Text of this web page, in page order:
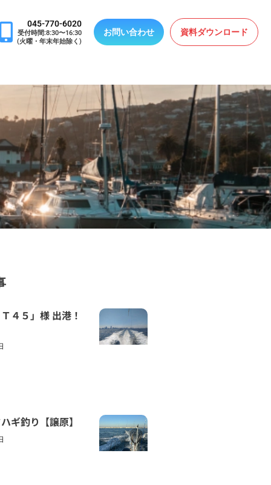
045-770-6020
受付時間:8:30〜16:30
(火曜・年末年始除く)
お問い合わせ 資料ダウンロード
４５」様 出港！
ギ釣り【譲原】